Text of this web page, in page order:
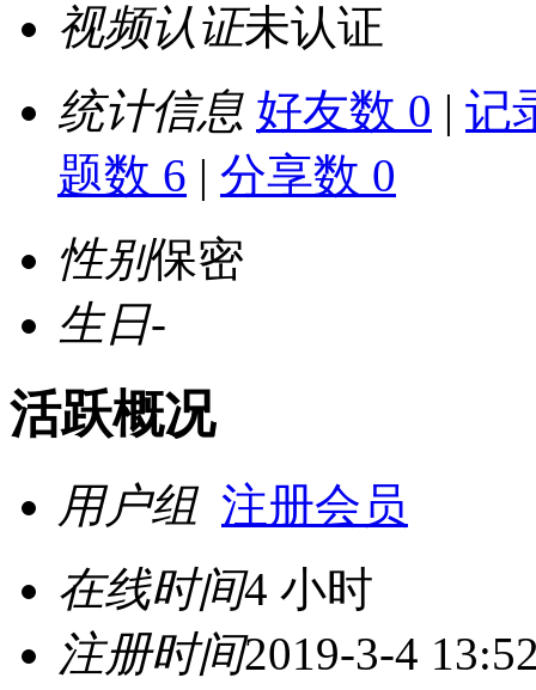
视频认证未认证
统计信息 好友数 0 | 记
题数 6 | 分享数 0
性别保密
生日-
活跃概况
用户组 注册会员
在线时间4 小时
注册时间2019-3-4